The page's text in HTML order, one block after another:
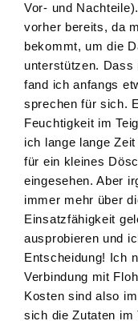
Vor- und
vorher bereits, da
bekommt, um die
unterstützen. Dass
fand ich anfangs
sprechen für sich.
Feuchtigkeit im
ich lange lange
für ein kleines
eingesehen. Aber
immer mehr über
Einsatzfähigkeit
ausprobieren und
Entscheidung! Ich
Verbindung mit
Kosten sind also
sich die Zutaten im